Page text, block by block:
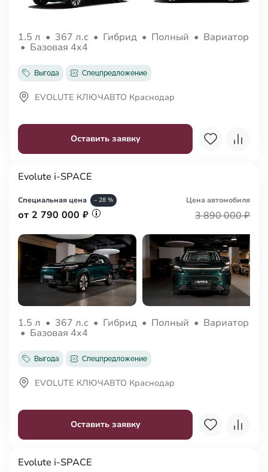
1.5 л • 367 л.с • Гибрид • Полный • Вариатор
• Базовая 4x4
Выгода Спецпредложение
Оставить заявку
EVOLUTE КЛЮЧАВТО Краснодар
Evolute i-SPACE
Специальная цена – 28 %
от 2 790 000 ₽
Цена автомобиля
3 890 000 ₽
1.5 л • 367 л.с • Гибрид • Полный • Вариатор
• Базовая 4x4
Выгода Спецпредложение
Оставить заявку
EVOLUTE КЛЮЧАВТО Краснодар
Evolute i-SPACE